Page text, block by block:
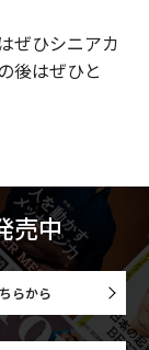
ぜひシニアカ
後はぜひと
売中
らから